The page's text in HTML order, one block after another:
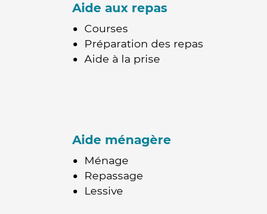
Aide aux repas
Courses
Préparation des repas
Aide à la prise
Aide ménagère
Ménage
Repassage
Lessive